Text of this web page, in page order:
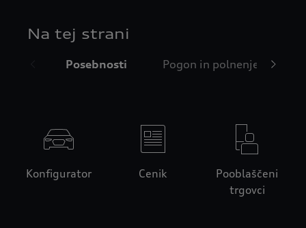
Na tej strani
Posebnosti Pogon in polnenje
Konfigurator Cenik
Pooblaščeni
trgovci